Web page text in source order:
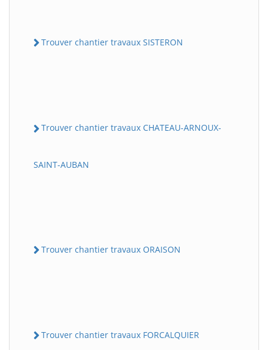
Trouver chantier travaux SISTERON
Trouver chantier travaux CHATEAU-ARNOUX-
SAINT-AUBAN
Trouver chantier travaux ORAISON
Trouver chantier travaux FORCALQUIER